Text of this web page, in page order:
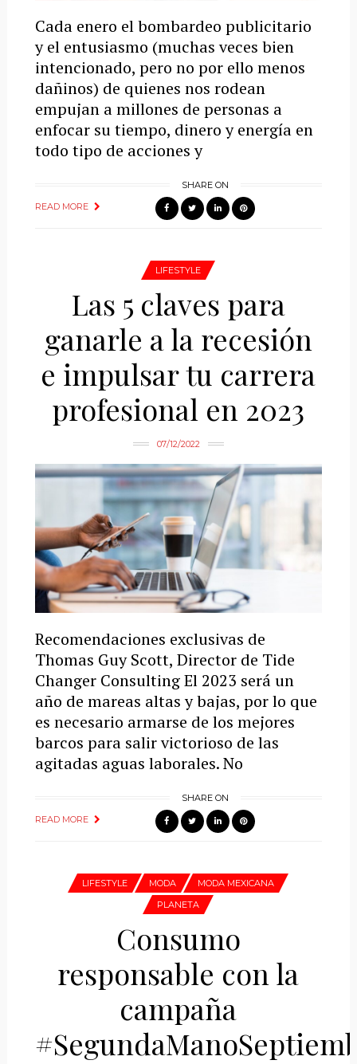
Cada enero el bombardeo publicitario
y el entusiasmo (muchas veces bien
intencionado, pero no por ello menos
dañinos) de quienes nos rodean
empujan a millones de personas a
enfocar su tiempo, dinero y energía en
todo tipo de acciones y
READ MORE
SHARE ON
LIFESTYLE
Las 5 claves para
ganarle a la recesión
e impulsar tu carrera
profesional en 2023
07/12/2022
Recomendaciones exclusivas de
Thomas Guy Scott, Director de Tide
Changer Consulting El 2023 será un
año de mareas altas y bajas, por lo que
es necesario armarse de los mejores
barcos para salir victorioso de las
agitadas aguas laborales. No
READ MORE
SHARE ON
LIFESTYLE MODA
MODA MEXICANA
PLANETA
Consumo
responsable con la
campaña